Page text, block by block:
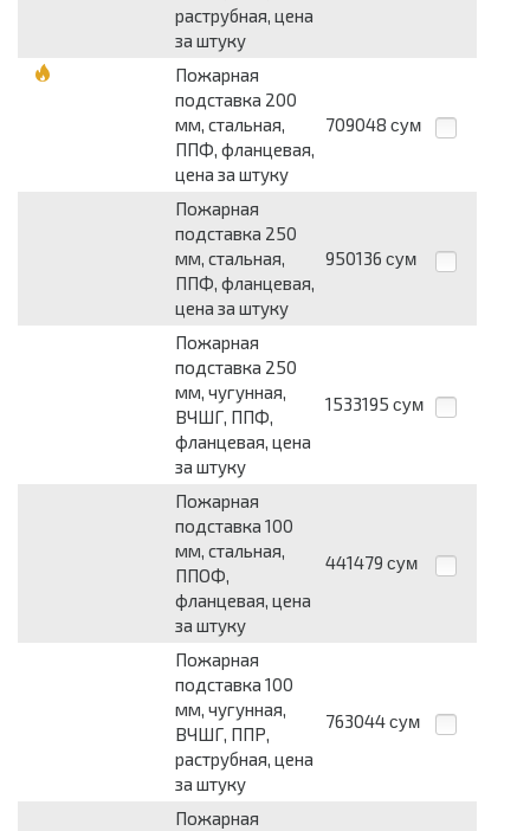
раструбная, цена
за штуку
Пожарная
подставка 200
мм, стальная,
ППФ, фланцевая,
цена за штуку
709048 сум
Пожарная
подставка 250
мм, стальная,
ППФ, фланцевая,
цена за штуку
950136 сум
Пожарная
подставка 250
мм, чугунная,
ВЧШГ, ППФ,
фланцевая, цена
за штуку
1533195 сум
Пожарная
подставка 100
мм, стальная,
ППОФ,
фланцевая, цена
за штуку
441479 сум
Пожарная
подставка 100
мм, чугунная,
ВЧШГ, ППР,
раструбная, цена
за штуку
763044 сум
Пожарная